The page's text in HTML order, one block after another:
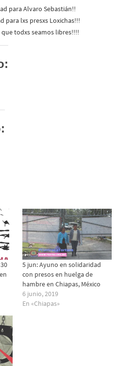
para Alvaro Sebastián!!
para lxs presxs Loxichas!!!
que todxs seamos libres!!!!
5 jun: Ayuno en solidaridad
con presos en huelga de
hambre en Chiapas, México
6 junio, 2019
En «Chiapas»